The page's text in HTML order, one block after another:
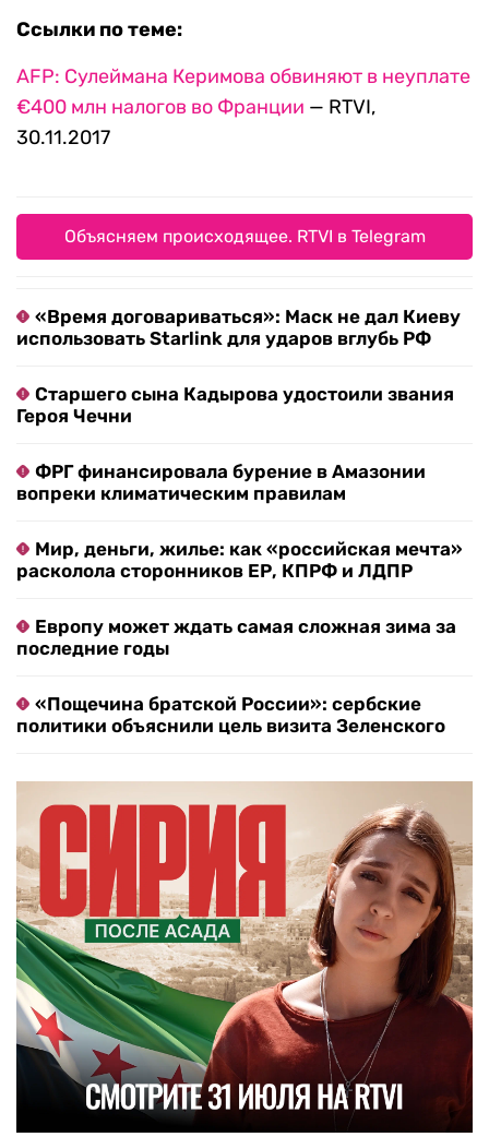
Ссылки по теме:
AFP: Сулеймана Керимова обвиняют в неуплате
€400 млн налогов во Франции — RTVI,
30.11.2017
Объясняем происходящее. RTVI в Telegram
«Время договариваться»: Маск не дал Киеву
использовать Starlink для ударов вглубь РФ
Старшего сына Кадырова удостоили звания
Героя Чечни
ФРГ финансировала бурение в Амазонии
вопреки климатическим правилам
Мир, деньги, жилье: как «российская мечта»
расколола сторонников ЕР, КПРФ и ЛДПР
Европу может ждать самая сложная зима за
последние годы
«Пощечина братской России»: сербские
политики объяснили цель визита Зеленского